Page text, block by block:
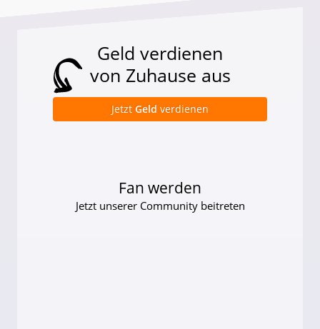
Geld verdienen
von Zuhause aus
Jetzt Geld verdienen
Fan werden
Jetzt unserer Community beitreten